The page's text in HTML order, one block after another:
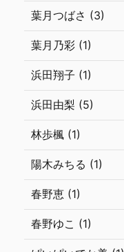
葉月つばさ (3)
葉月乃彩 (1)
浜田翔子 (1)
浜田由梨 (5)
林歩楓 (1)
陽木みちる (1)
春野恵 (1)
春野ゆこ (1)